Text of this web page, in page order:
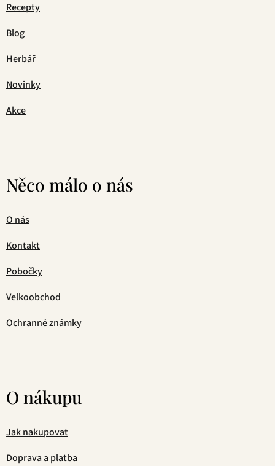
Recepty
Blog
Herbář
Novinky
Akce
Něco málo o nás
O nás
Kontakt
Pobočky
Velkoobchod
Ochranné známky
O nákupu
Jak nakupovat
Doprava a platba